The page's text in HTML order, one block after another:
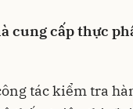
cung cấp thực
tác kiểm tra